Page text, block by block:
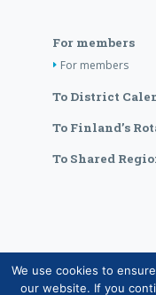
For members
For members
To District
To Finland’s
To Shared
Copyright ©
We use cookies to
our website. If you